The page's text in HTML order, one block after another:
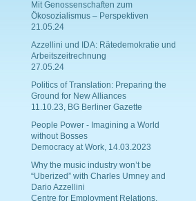
Mit Genossenschaften zum
Ökosozialismus – Perspektiven
21.05.24
Azzellini und IDA: Rätedemokratie und
Arbeitszeitrechnung
27.05.24
Politics of Translation: Preparing the
Ground for New Alliances
11.10.23, BG Berliner Gazette
People Power - Imagining a World
without Bosses
Democracy at Work, 14.03.2023
Why the music industry won’t be
“Uberized” with Charles Umney and
Dario Azzellini
Centre for Employment Relations,